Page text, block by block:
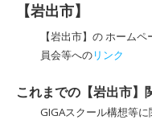
【岩出市】
【岩出市】の ホーム
員会等へのリンク
これまでの【岩出市】
GIGAスクール構想等に